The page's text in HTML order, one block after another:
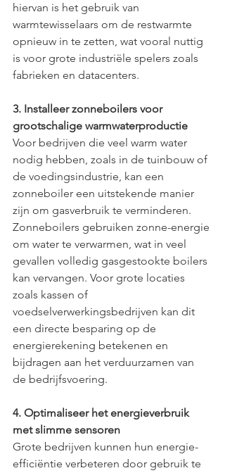
hiervan is het gebruik van
warmtewisselaars om de restwarmte
opnieuw in te zetten, wat vooral nuttig
is voor grote industriële spelers zoals
fabrieken en datacenters.
3. Installeer zonneboilers voor
grootschalige warmwaterproductie
Voor bedrijven die veel warm water
nodig hebben, zoals in de tuinbouw of
de voedingsindustrie, kan een
zonneboiler een uitstekende manier
zijn om gasverbruik te verminderen.
Zonneboilers gebruiken zonne-energie
om water te verwarmen, wat in veel
gevallen volledig gasgestookte boilers
kan vervangen. Voor grote locaties
zoals kassen of
voedselverwerkingsbedrijven kan dit
een directe besparing op de
energierekening betekenen en
bijdragen aan het verduurzamen van
de bedrijfsvoering.
4. Optimaliseer het energieverbruik
met slimme sensoren
Grote bedrijven kunnen hun energie-
efficiëntie verbeteren door gebruik te